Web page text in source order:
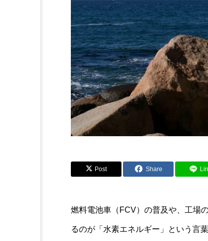
Post Share
燃料電池車（FCV）の普及や、工場
るのが「水素エネルギー」という言